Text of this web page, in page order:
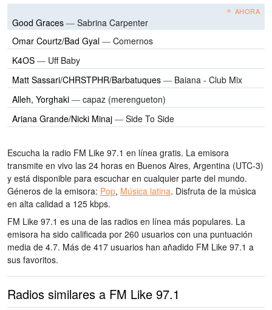
AHORA
Good Graces — Sabrina Carpenter
Omar Courtz/Bad Gyal — Comernos
K4OS — Uff Baby
Matt Sassari/CHRSTPHR/Barbatuques — Baiana - Club Mix
Alleh, Yorghaki — capaz (merengueton)
Ariana Grande/Nicki Minaj — Side To Side
Escucha la radio FM Like 97.1 en línea gratis. La emisora
transmite en vivo las 24 horas en Buenos Aires, Argentina (UTC-3)
y está disponible para escuchar en cualquier parte del mundo.
Géneros de la emisora: Pop, Música latina. Disfruta de la música
en alta calidad a 125 kbps.
FM Like 97.1 es una de las radios en línea más populares. La
emisora ha sido calificada por 260 usuarios con una puntuación
media de 4.7. Más de 417 usuarios han añadido FM Like 97.1 a
sus favoritos.
Radios similares a FM Like 97.1